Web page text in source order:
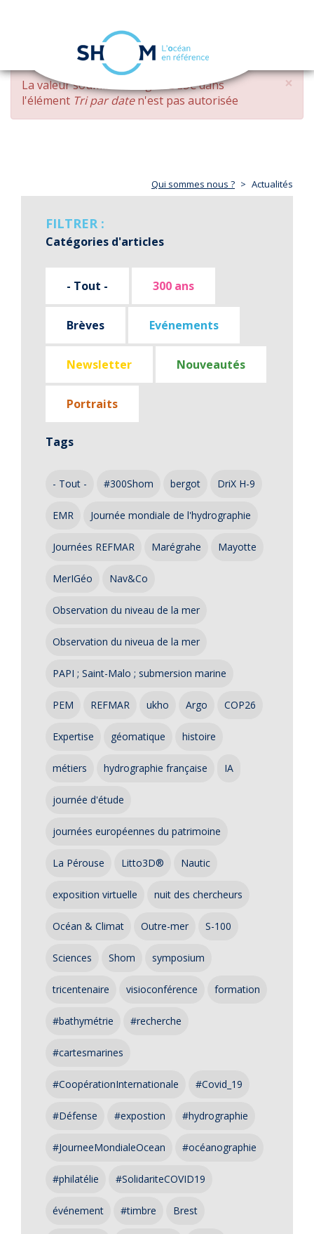
Aller
contenu
principal
navigation
×
MESSAGE
D'ERREUR
La valeur soumise changed DESCdans
l'élément Tri par daten'est pas autorisée
Qui sommes nous ? Actualités
FILTRER :
Catégories d'articles
- Tout - 300 ans
Brèves Evénements
Newsletter Nouveautés
Portraits
Tags
- Tout - #300Shom bergot DriX H-9
EMR Journée mondiale de l'hydrographie
Journées REFMAR Marégrahe Mayotte
MerIGéo Nav&Co
Observation du niveau de la mer
Observation du niveua de la mer
PAPI ; Saint-Malo ; submersion marine
PEM REFMAR ukho Argo COP26
Expertise géomatique histoire
métiers hydrographie française IA
journée d'étude
journées européennes du patrimoine
La Pérouse Litto3D® Nautic
exposition virtuelle nuit des chercheurs
Océan & Climat Outre-mer S-100
Sciences Shom symposium
tricentenaire visioconférence formation
#bathymétrie #recherche
#cartesmarines
#CoopérationInternationale #Covid_19
#Défense #expostion #hydrographie
#JourneeMondialeOcean #océanographie
#philatélie #SolidariteCOVID19
événement #timbre Brest